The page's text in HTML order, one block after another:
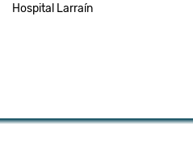
Hospital Larraín